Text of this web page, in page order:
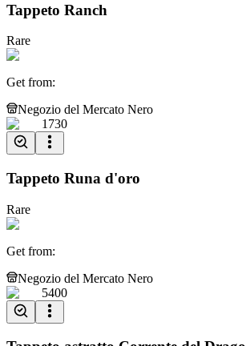
Tappeto Ranch
Rare
Get from:
Negozio del Mercato Nero
1730
Tappeto Runa d'oro
Rare
Get from:
Negozio del Mercato Nero
5400